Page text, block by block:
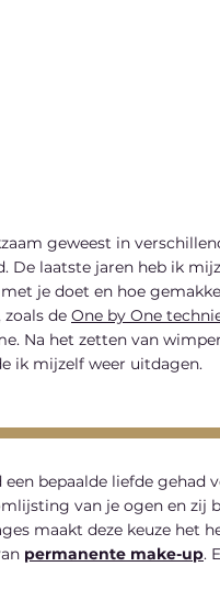
geweest in
De laatste jaren heb ik
je doet en hoe
de One by One
Na het zetten van
ik mijzelf weer uitdagen.
een bepaalde liefde gehad
van je ogen en zij
maakt deze keuze het
permanente make-up.